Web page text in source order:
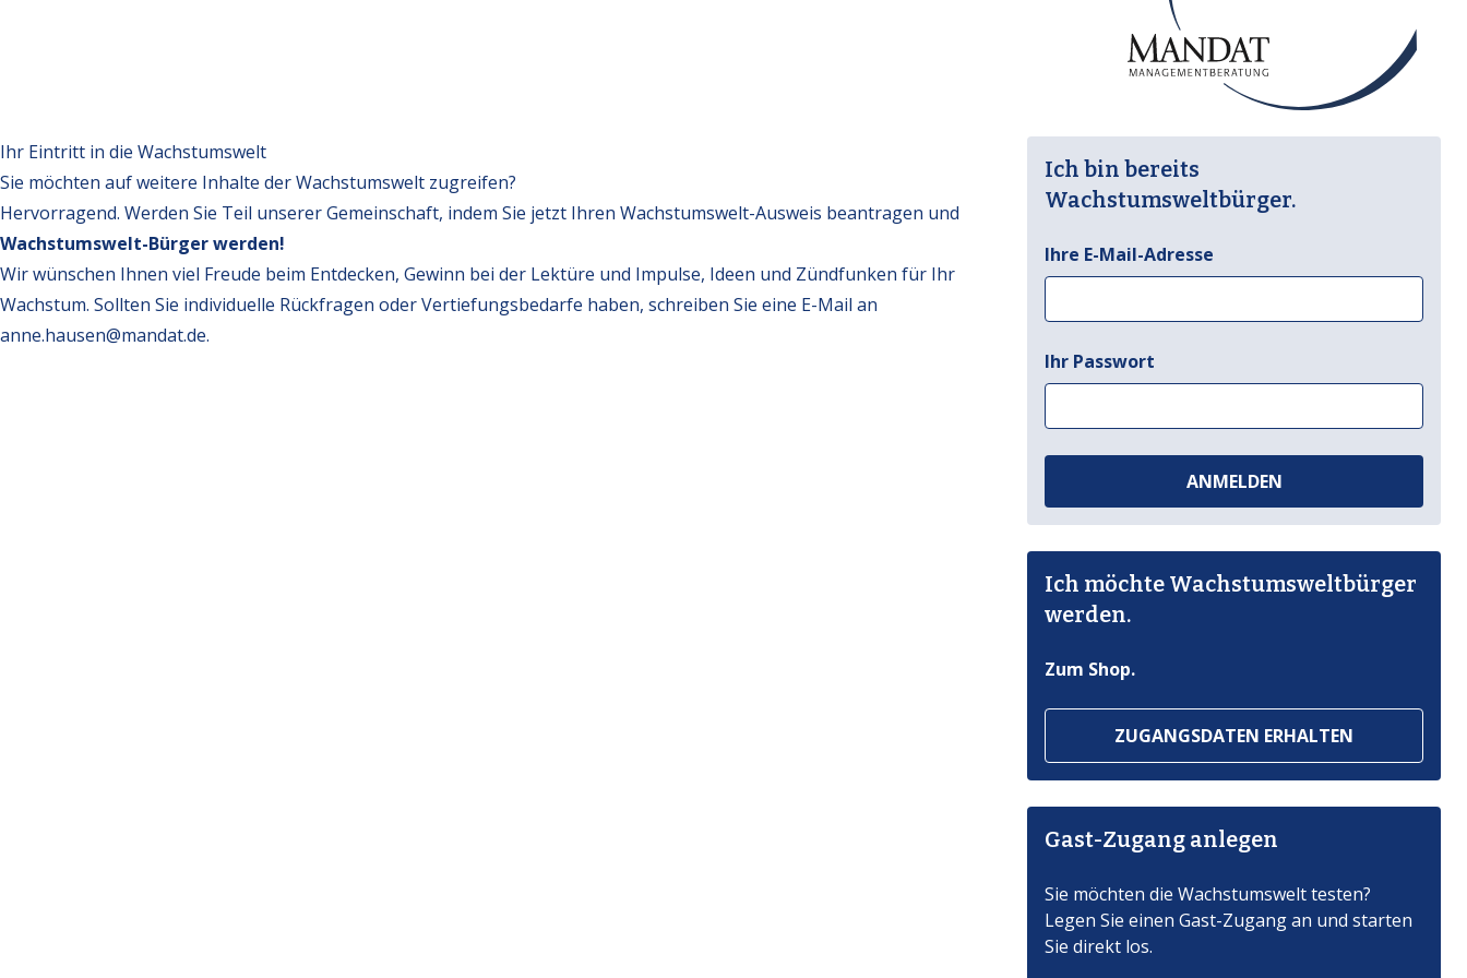
Ihr Eintritt in die Wachstumswelt
Sie möchten auf weitere Inhalte der Wachstumswelt zugreifen?
Hervorragend. Werden Sie Teil unserer Gemeinschaft, indem Sie jetzt Ihren Wachstumswelt-Ausweis beantragen und
Wachstumswelt-Bürger werden!
Wir wünschen Ihnen viel Freude beim Entdecken, Gewinn bei der Lektüre und Impulse, Ideen und Zündfunken für Ihr
Wachstum. Sollten Sie individuelle Rückfragen oder Vertiefungsbedarfe haben, schreiben Sie eine E-Mail an
anne.hausen@mandat.de.
Ich bin bereits
Wachstumsweltbürger.
Ihre E-Mail-Adresse
Ihr Passwort
ANMELDEN
Ich möchte Wachstumsweltbürger
werden.
Zum Shop.
ZUGANGSDATEN ERHALTEN
Gast-Zugang anlegen
Sie möchten die Wachstumswelt testen?
Legen Sie einen Gast-Zugang an und starten
Sie direkt los.